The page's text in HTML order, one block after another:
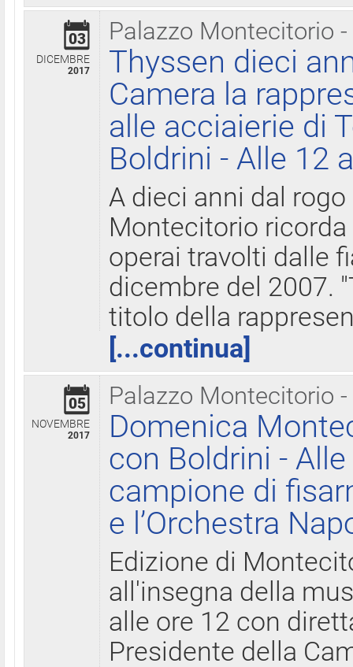
Palazzo Montecitorio
03
DICEMBRE
2017
Thyssen dieci
Camera la
alle acciaierie di
Boldrini - Alle 12
A dieci anni dal
Montecitorio
operai travolti dalle
dicembre del 2007.
titolo della
[...continua]
Palazzo Montecitorio
05
NOVEMBRE
2017
Domenica
con Boldrini -
campione di
e l’Orchestra
Edizione di
all'insegna della
alle ore 12 con
Presidente della